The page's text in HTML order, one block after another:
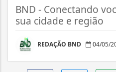
BND - Conectando
sua cidade e região
REDAÇÃO BND 04/05/